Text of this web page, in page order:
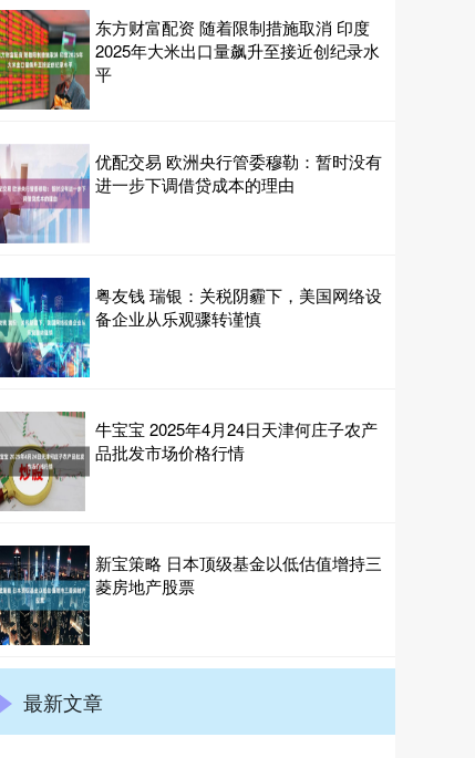
东方财富配资 随着限制措施取消 印度
2025年大米出口量飙升至接近创纪录水
平
优配交易 欧洲央行管委穆勒：暂时没有
进一步下调借贷成本的理由
粤友钱 瑞银：关税阴霾下，美国网络设
备企业从乐观骤转谨慎
牛宝宝 2025年4月24日天津何庄子农产
品批发市场价格行情
新宝策略 日本顶级基金以低估值增持三
菱房地产股票
最新文章